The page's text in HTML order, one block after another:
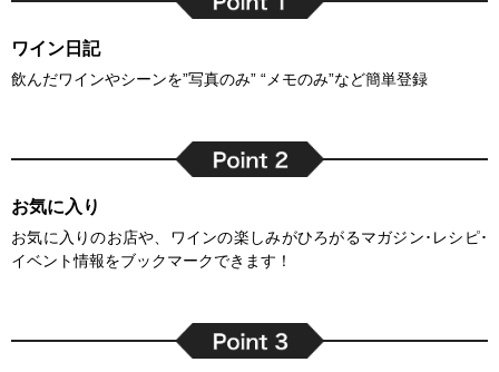
ワイン日記
飲んだワインやシーンを”写真のみ” “メモのみ”など簡単登録
お気に入り
お気に入りのお店や、ワインの楽しみがひろがるマガジン･レシピ･
イベント情報をブックマークできます！